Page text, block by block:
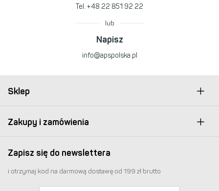
Tel. +48 22 851 92 22
lub
Napisz
info@apspolska.pl
Sklep
Zakupy i zamówienia
Zapisz się do newslettera
i otrzymaj kod na darmową dostawę od 199 zł brutto